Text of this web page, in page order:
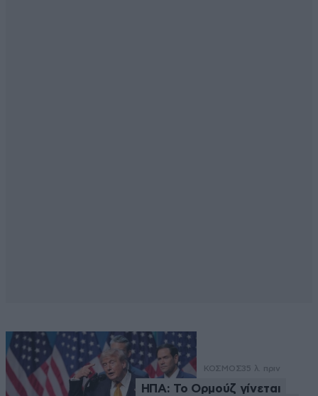
ΚΟΣΜΟΣ35 λ. πριν
ΗΠΑ: Το Ορμούζ γίνεται